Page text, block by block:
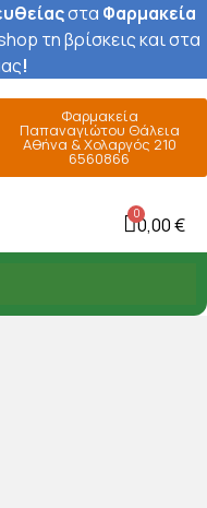
στα Φαρμακεία
τη βρίσκεις και στα
!
Φαρμακεία
Παπαναγιώτου Θάλεια
Αθήνα & Χολαργός 210
6560866
0,00 €